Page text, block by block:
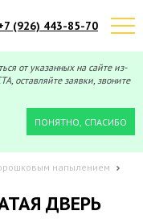
(926) 443-85-70
от указанных на сайте из-
оставляйте заявки, звоните
ПОНЯТНО, СПАСИБО
напылением
ДВЕРЬ